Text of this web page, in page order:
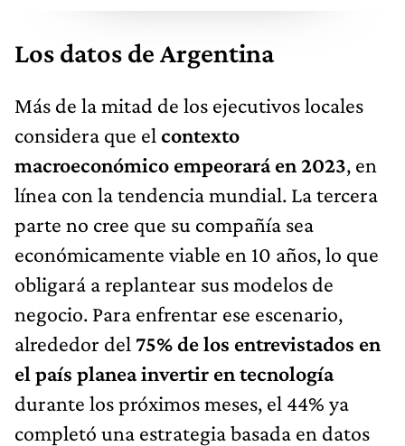
Los datos de Argentina
Más de la mitad de los ejecutivos locales
considera que el contexto
macroeconómico empeorará en 2023, en
línea con la tendencia mundial. La tercera
parte no cree que su compañía sea
económicamente viable en 10 años, lo que
obligará a replantear sus modelos de
negocio. Para enfrentar ese escenario,
alrededor del 75% de los entrevistados en
el país planea invertir en tecnología
durante los próximos meses, el 44% ya
completó una estrategia basada en datos